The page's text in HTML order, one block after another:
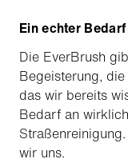
Ein echter
Die EverBrush
Begeisterung,
das wir bereits
Bedarf an
wir uns.